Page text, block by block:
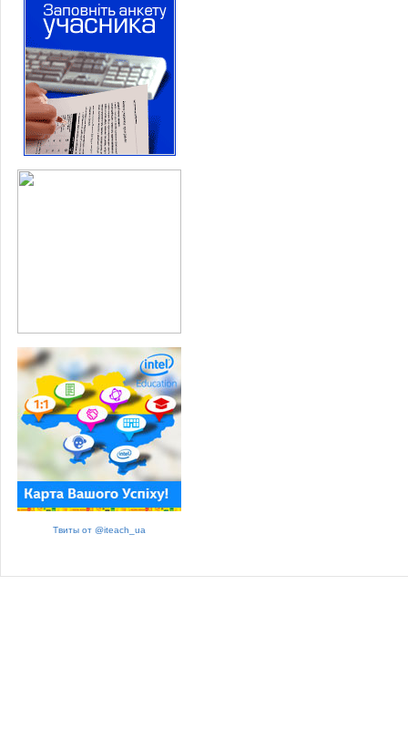
Твиты от @iteach_ua